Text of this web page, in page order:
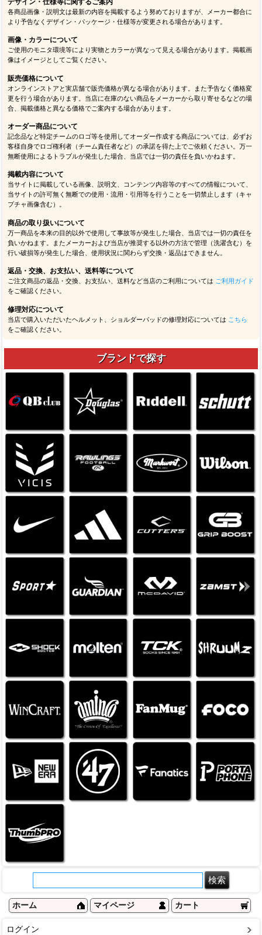
デザイン・仕様等に関するご案内
各商品画像・説明文は最新の内容を掲載するよう努めておりますが、メーカー都合に
より予告なくデザイン・パッケージ・仕様等が変更される場合があります。
画像・カラーについて
ご使用のモニタ環境等により実物とカラーが異なって見える場合があります。掲載画
像はイメージとしてご覧ください。
販売価格について
オンラインストアと実店舗で販売価格が異なる場合があります。また予告なく価格変
更を行う場合があります。当店に在庫のない商品をメーカーから取り寄せるなどの場
合、掲載価格と異なる価格でご案内する場合があります。
オーダー商品について
記念品など特定チームのロゴ等を使用してオーダー作成する商品については、必ずお
客様自身でロゴ権利者（チーム責任者など）の承諾を得た上でご依頼ください。万一
無断使用によるトラブルが発生した場合、当店では一切の責任を負いかねます。
掲載内容について
当サイトに掲載している画像、説明文、コンテンツ内容等のすべての情報について、
当サイトの許可無く無断での使用・流用・引用等を行うことを一切禁止します（キャ
プチャ画像含む）。
商品の取り扱いについて
万一商品を本来の目的以外で使用して事故等が発生した場合、当店では一切の責任を
負いかねます。またメーカーおよび当店が推奨する以外の方法で管理（洗濯含む）を
行い破損等が発生した場合、使用状況に関わらず交換・返品はできません。
返品・交換、お支払い、送料等について
ご注文商品の返品・交換、お支払い、送料など当店のご利用については ご利用ガイド
をご確認ください。
修理対応について
当店で購入いただいたヘルメット、ショルダーパッドの修理対応については こちら
をご確認ください。
ブランドで探す
ホーム マイページ カート
ログイン